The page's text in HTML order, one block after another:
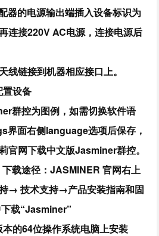
器的电源输出端插入设备标识为
连接220V AC电源，连接电源后
线链接到机器相应接口上。
设备
群控为图例，如需切换软件语
界面右侧language选项后保存，
官网下载中文版Jasminer群控。
载途径：JASMINER 官网右上
→ 技术支持→产品安装指南和固
载“Jasminer”
的64位操作系统电脑上安装